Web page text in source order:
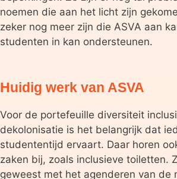
noemen die aan het licht zijn
zeker nog meer zijn die ASVA aan
studenten in kan ondersteunen.
Huidig werk van ASVA
Voor de portefeuille diversiteit
dekolonisatie is het belangrijk dat
studententijd ervaart. Daar horen
zaken bij, zoals inclusieve toiletten.
geweest met het agenderen van de